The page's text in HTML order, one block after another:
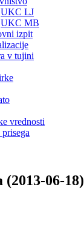
UKC LJ
UKC MB
izpit
v tujini
vrednosti
(2013-06-18)